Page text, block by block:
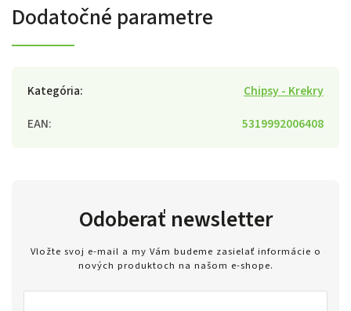
Dodatočné parametre
Kategória:
Chipsy - Krekry
EAN: 5319992006408
Odoberať newsletter
Vložte svoj e-mail a my Vám budeme zasielať informácie o
nových produktoch na našom e-shope.